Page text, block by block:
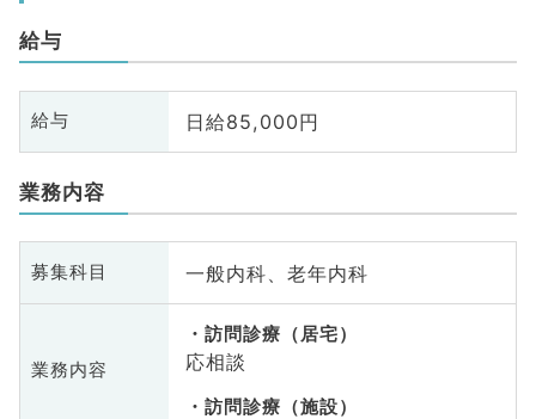
給与
給与 日給85,000円
業務内容
募集科目 一般内科、老年内科
業務内容
訪問診療（居宅）
応相談
訪問診療（施設）